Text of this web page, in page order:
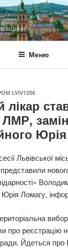
Меню
LVIV1256
лікар
ЛМР,
Львівської
Юрія Ломагу,
про реєстрацію
ради. Йдеться